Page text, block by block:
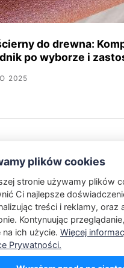
do drewna:
po wyborze i
2025
Kontakt Polityka
Powered by Publii
plików cookies
stronie używamy plików
Ci najlepsze
treści i reklamy, oraz
Kontynuując
na ich użycie. Więcej
Prywatności.